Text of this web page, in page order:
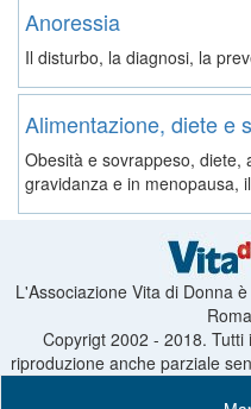
Anoressia
Il disturbo, la diagnosi, la
Alimentazione, diete e
Obesità e sovrappeso, diete,
gravidanza e in menopausa,
L'Associazione Vita di Donna
Copyrigt 2002 - 2018.
riproduzione anche parziale